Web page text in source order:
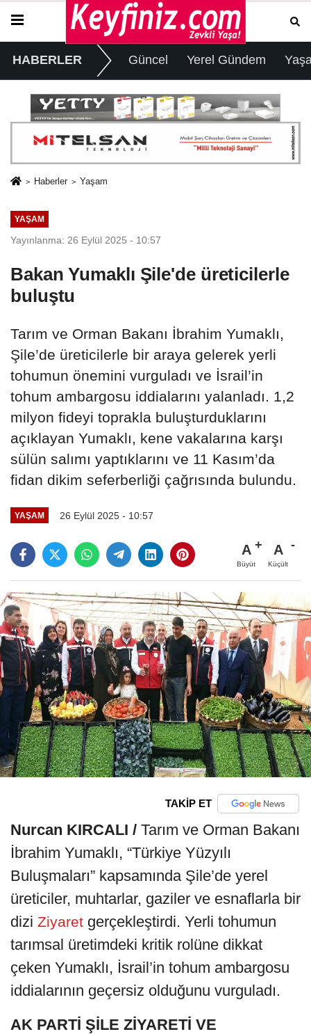
HABERLER Güncel Yerel Gündem
Haberler Yaşam
YAŞAM
Yayınlanma: 26 Eylül 2025 - 10:57
Bakan Yumaklı Şile'de üreticilerle
buluştu
Tarım ve Orman Bakanı İbrahim Yumaklı,
Şile’de üreticilerle bir araya gelerek yerli
tohumun önemini vurguladı ve İsrail’in
tohum ambargosu iddialarını yalanladı. 1,2
milyon fideyi toprakla buluşturduklarını
açıklayan Yumaklı, kene vakalarına karşı
sülün salımı yaptıklarını ve 11 Kasım’da
fidan dikim seferberliği çağrısında bulundu.
YAŞAM 26 Eylül 2025 - 10:57
A
Büyüt
A
Küçült
TAKİP ET
Nurcan KIRCALI / Tarım ve Orman Bakanı
İbrahim Yumaklı, “Türkiye Yüzyılı
Buluşmaları” kapsamında Şile’de yerel
üreticiler, muhtarlar, gaziler ve esnaflarla bir
dizi Ziyaret gerçekleştirdi. Yerli tohumun
tarımsal üretimdeki kritik rolüne dikkat
çeken Yumaklı, İsrail’in tohum ambargosu
iddialarının geçersiz olduğunu vurguladı.
AK PARTİ ŞİLE ZİYARETİ VE